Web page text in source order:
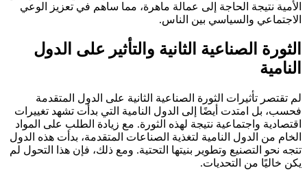
الأمية نتيجة الحاجة إلى عمالة ماهرة، مما ساهم في تعزيز الوعي
الاجتماعي والسياسي بين الناس.
الثورة الصناعية الثانية والتأثير على الدول
النامية
لم تقتصر تأثيرات الثورة الصناعية الثانية على الدول المتقدمة
فحسب، بل امتدت أيضًا إلى الدول النامية التي بدأت تشهد تغييرات
اقتصادية واجتماعية نتيجة لهذه الثورة. مع زيادة الطلب على المواد
الخام من الدول النامية لتغذية الصناعات المتقدمة، بدأت هذه الدول
تتجه نحو التصنيع وتطوير بنيتها التحتية. ومع ذلك، فإن هذا التحول لم
يكن خاليًا من التحديات.